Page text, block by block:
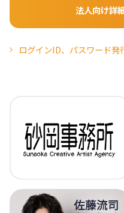
法人向け詳
ログインID、パスワード発